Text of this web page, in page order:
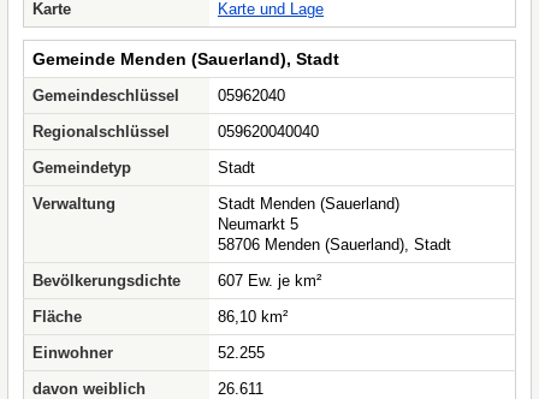
Karte
Karte und Lage
Gemeinde Menden (Sauerland), Stadt
Gemeindeschlüssel
05962040
Regionalschlüssel
059620040040
Gemeindetyp
Stadt
Verwaltung
Stadt Menden (Sauerland)
Neumarkt 5
58706 Menden (Sauerland), Stadt
Bevölkerungsdichte
607 Ew. je km²
Fläche
86,10 km²
Einwohner
52.255
davon weiblich
26.611